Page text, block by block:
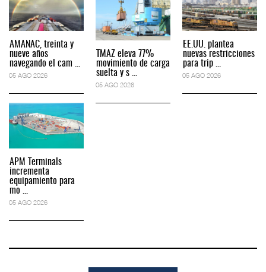
AMANAC, treinta y
nueve años
navegando el cam ...
05 AGO 2026
APM Terminals
incrementa
equipamiento para
mo ...
05 AGO 2026
TMAZ eleva 77%
movimiento de carga
suelta y s ...
05 AGO 2026
EE.UU. plantea
nuevas restricciones
para trip ...
05 AGO 2026